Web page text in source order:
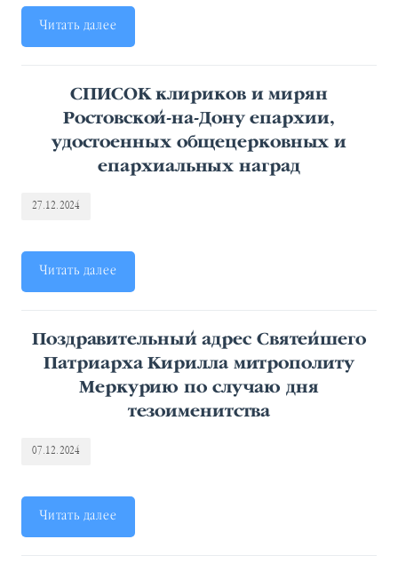
Читать далее
СПИСОК клириков и мирян
Ростовской-на-Дону епархии,
удостоенных общецерковных и
епархиальных наград
27.12.2024
Читать далее
Поздравительный адрес Святейшего
Патриарха Кирилла митрополиту
Меркурию по случаю дня
тезоименитства
07.12.2024
Читать далее